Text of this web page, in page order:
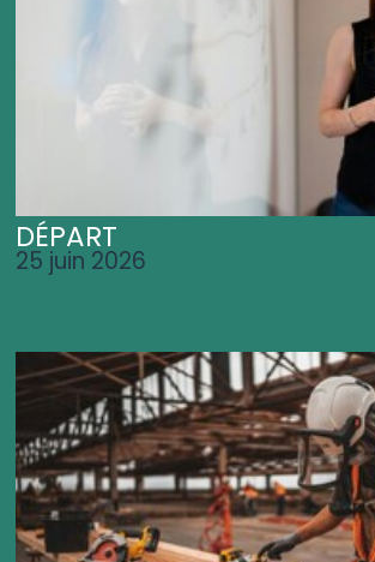
DÉPART
25 juin 2026